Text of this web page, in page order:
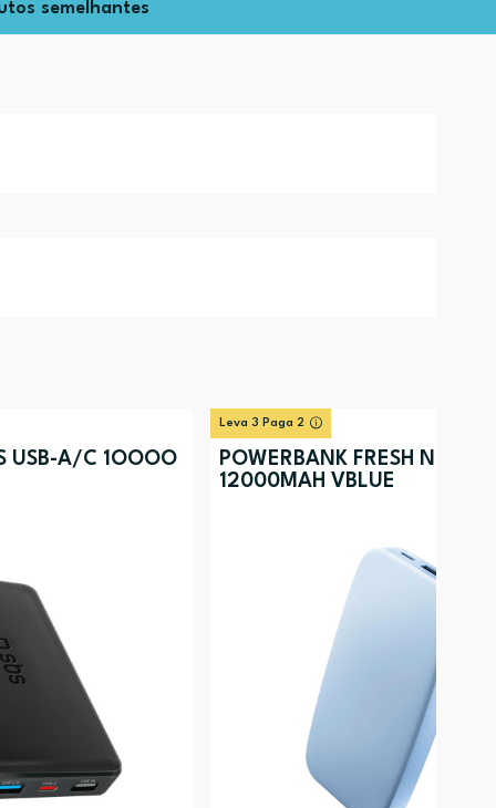
semelhantes
USB-A/C 1OOOO
Leva 3 Paga 2
POWERBANK FRESH N
12000MAH VBLUE